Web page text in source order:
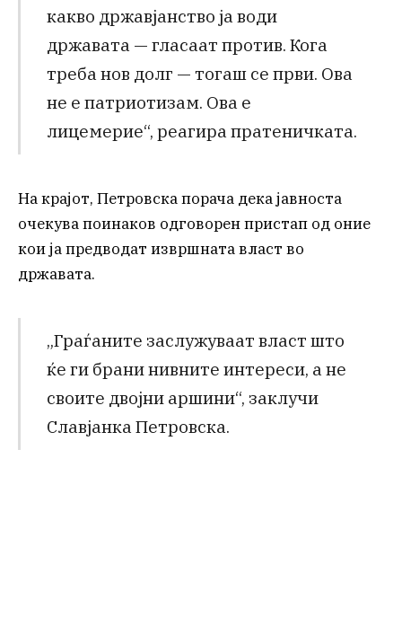
какво државјанство ја води
државата — гласаат против. Кога
треба нов долг — тогаш се први. Ова
не е патриотизам. Ова е
лицемерие“, реагира пратеничката.
На крајот, Петровска порача дека јавноста
очекува поинаков одговорен пристап од оние
кои ја предводат извршната власт во
државата.
„Граѓаните заслужуваат власт што
ќе ги брани нивните интереси, а не
своите двојни аршини“, заклучи
Славјанка Петровска.